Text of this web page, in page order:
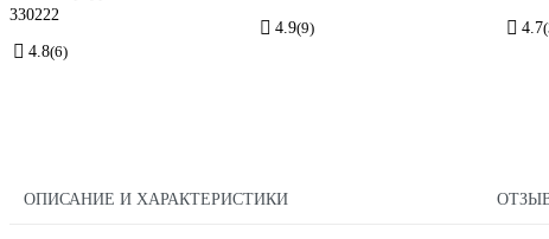
330222
4.8(6)
4.9(9) 4.7
ОПИСАНИЕ И ХАРАКТЕРИСТИКИ